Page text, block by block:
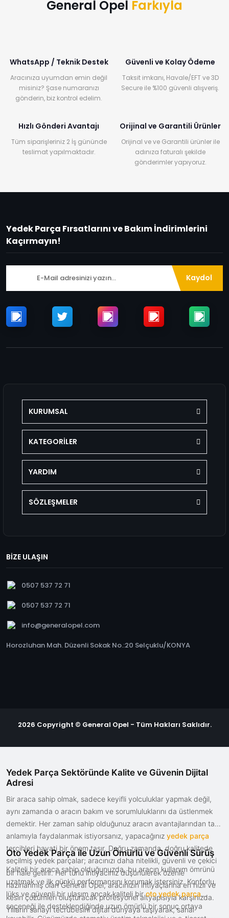
General Opel Farkıyla
WhatsApp / Teknik Destek
Aracınıza uyumdan emin değil
misiniz? Şase numaranızı
gönderin, biz kontrol edelim.
Güvenli ve Kolay Ödeme
Taksit imkanı, Havale/EFT ve 3D
Secure ile %100 güvenli alışveriş.
Hızlı Gönderi Avantajı
Tüm siparişleriniz 2 İş gününde
teslimat yapılmaktadır.
Orijinal ve Garantili Ürünler
Orijinal ve ve Garantili ürünler ile
adınıza faturalı şekilde
gönderimler yapıyoruz.
Yedek Parça Fırsatlarını ve Bakım İndirimlerini
Kaçırmayın!
Kaydol
KURUMSAL
KATEGORİLER
YARDIM
SÖZLEŞMELER
BİZE ULAŞIN
0507 537 72 71
0507 537 72 71
info@generalopel.com
Horozluhan Mah. Düzenli Sokak No.:20 Selçuklu/KONYA
2026 Copyright © General Opel - Tüm Hakları Saklıdır.
Yedek Parça Sektöründe Kalite ve Güvenin Dijital
Adresi
Bir araca sahip olmak, sadece keyifli yolculuklar yapmak değil,
aynı zamanda o aracın bakım ve sorumluluklarını da üstlenmek
demektir. Her zaman sahip olduğunuz aracın avantajlarından tam
anlamıyla faydalanmak istiyorsanız, yapacağınız yedek parça
tercihleri hayati bir önem taşır. Doğru zamanda, doğru kalitede
seçilmiş yedek parçalar; aracınızı daha nitelikli, güvenli ve çekici
bir hale getirir. Her türlü ihtiyacınız düşünülerek özenle
hazırlanmış olan General Opel, aracınızın ihtiyaçlarına en hızlı ve
kesin çözümleri oluşturacak profesyonel altyapısıyla karşınızda.
Yılların sanayi tecrübesini dijital dünyaya taşıyarak, sanal
Oto Yedek Parça ile Uzun Ömürlü ve Güvenli Sürüş
Kaliteli bir araca sahip olduğunuzda, bu aracın kullanım ömrünü
uzatmak ve ilk günkü performansını korumak istersiniz. Konforlu,
lüks ve güvenli bir ulaşım ancak kaliteli biroto yedek parça
seçeneği ile desteklendiğinde uzun ömürlü bir sonuç ortaya